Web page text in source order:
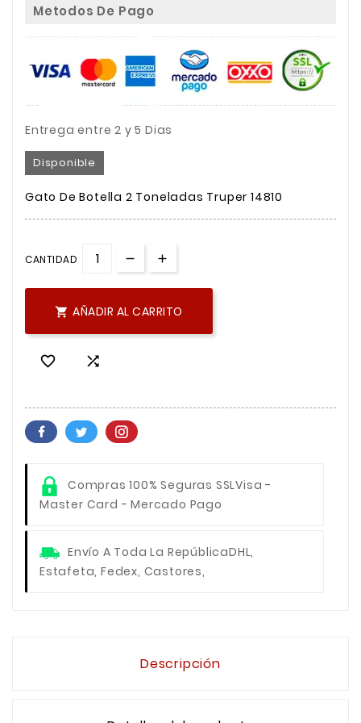
Metodos De Pago
Entrega entre 2 y 5 Dias
Disponible
Gato De Botella 2 Toneladas Truper 14810
CANTIDAD
 AÑADIR AL CARRITO
 
Compras 100% Seguras SSLVisa -
Master Card - Mercado Pago
Envío A Toda La RepúblicaDHL,
Estafeta, Fedex, Castores,
Descripción